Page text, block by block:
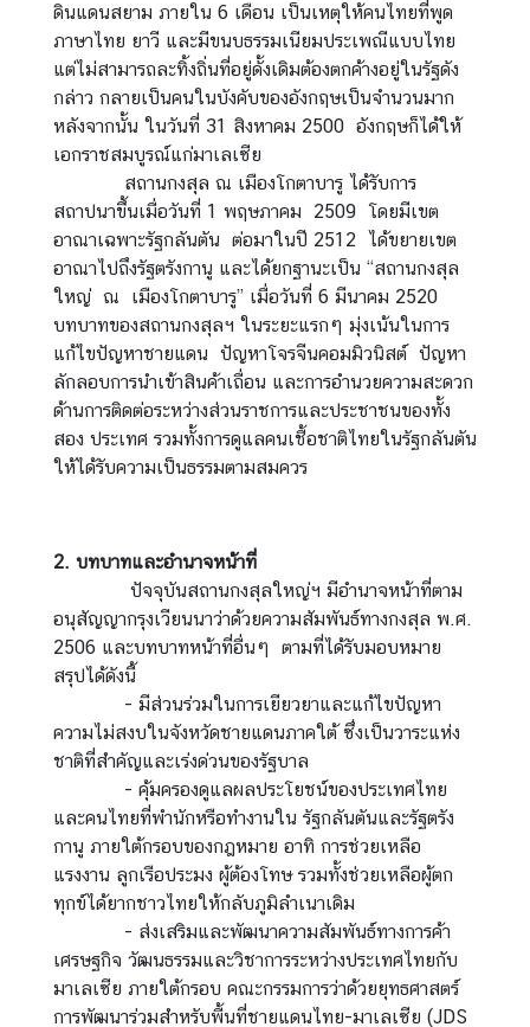
ข่
า
ว
|
N
w
s
ธุ
ร
กิ
จ
|
B
i
e
s
s
ท่
อ
เ
ที่
ย
ว
T
r
ดินแดนสยาม ภายใน 6 เดือน เป็นเหตุให้คนไทยที่พูด
ภาษาไทย ยาวี และมีขนบธรรมเนียมประเพณีแบบไทย
แต่ไม่สามารถละทิ้งถิ่นที่อยู่ดั้งเดิมต้องตกค้างอยู่ในรัฐดัง
กล่าว กลายเป็นคนในบังคับของอังกฤษเป็นจำนวนมาก
หลังจากนั้น ในวันที่ 31 สิงหาคม 2500 อังกฤษก็ได้ให้
เอกราชสมบูรณ์แก่มาเลเซีย
สถานกงสุล ณ เมืองโกตาบารู ได้รับการ
สถาปนาขึ้นเมื่อวันที่ 1 พฤษภาคม 2509 โดยมีเขต
อาณาเฉพาะรัฐกลันตัน ต่อมาในปี 2512 ได้ขยายเขต
อาณาไปถึงรัฐตรังกานู และได้ยกฐานะเป็น “สถานกงสุล
ใหญ่ ณ เมืองโกตาบารู” เมื่อวันที่ 6 มีนาคม 2520
บทบาทของสถานกงสุลฯ ในระยะแรกๆ มุ่งเน้นในการ
แก้ไขปัญหาชายแดน ปัญหาโจรจีนคอมมิวนิสต์ ปัญหา
ลักลอบการนำเข้าสินค้าเถื่อน และการอำนวยความสะดวก
ด้านการติดต่อระหว่างส่วนราชการและประชาชนของทั้ง
สอง ประเทศ รวมทั้งการดูแลคนเชื้อชาติไทยในรัฐกลันตัน
ให้ได้รับความเป็นธรรมตามสมควร
2. บทบาทและอำนาจหน้าที่
ปัจจุบันสถานกงสุลใหญ่ฯ มีอำนาจหน้าที่ตาม
อนุสัญญากรุงเวียนนาว่าด้วยความสัมพันธ์ทางกงสุล พ.ศ.
2506 และบทบาทหน้าที่อื่นๆ ตามที่ได้รับมอบหมาย
สรุปได้ดังนี้
- มีส่วนร่วมในการเยียวยาและแก้ไขปัญหา
ความไม่สงบในจังหวัดชายแดนภาคใต้ ซึ่งเป็นวาระแห่ง
ชาติที่สำคัญและเร่งด่วนของรัฐบาล
- คุ้มครองดูแลผลประโยชน์ของประเทศไทย
และคนไทยที่พำนักหรือทำงานใน รัฐกลันตันและรัฐตรัง
กานู ภายใต้กรอบของกฎหมาย อาทิ การช่วยเหลือ
แรงงาน ลูกเรือประมง ผู้ต้องโทษ รวมทั้งช่วยเหลือผู้ตก
ทุกข์ได้ยากชาวไทยให้กลับภูมิลำเนาเดิม
- ส่งเสริมและพัฒนาความสัมพันธ์ทางการค้า
เศรษฐกิจ วัฒนธรรมและวิชาการระหว่างประเทศไทยกับ
มาเลเซีย ภายใต้กรอบ คณะกรรมการว่าด้วยยุทธศาสตร์
การพัฒนาร่วมสำหรับพื้นที่ชายแดนไทย-มาเลเซีย (JDS